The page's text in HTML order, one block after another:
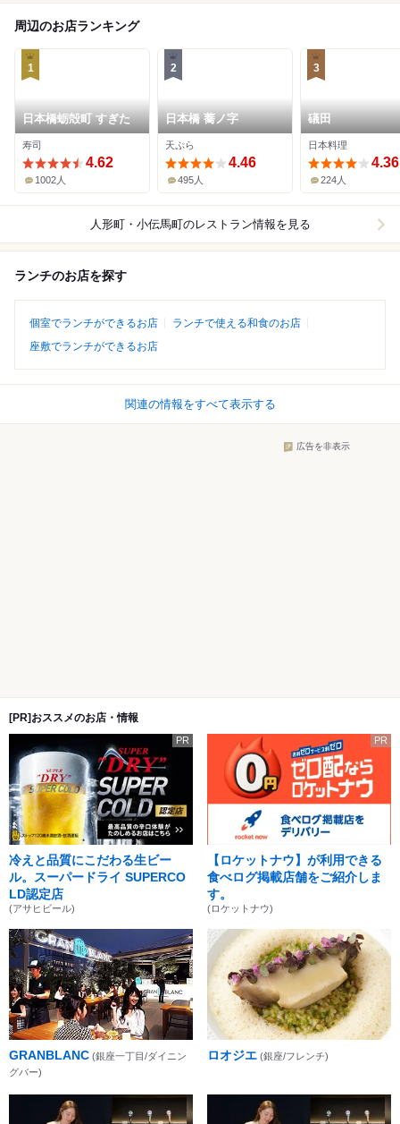
周辺のお店ランキング
1
日本橋蛎殻町 すぎた
寿司
4.62
1002人
2
日本橋 蕎ノ字
天ぷら
4.46
495人
3
礒田
日本料理
4.36
224人
人形町・小伝馬町のレストラン情報を見る
ランチのお店を探す
個室でランチができるお店
ランチで使える和食のお店
座敷でランチができるお店
関連の情報をすべて表示する
広告を非表示
[PR]おススメのお店・情報
PR
冷えと品質にこだわる生ビー
ル。スーパードライ SUPERCO
LD認定店
(アサヒビール)
PR
【ロケットナウ】が利用できる
食べログ掲載店舗をご紹介しま
す。
(ロケットナウ)
GRANBLANC (銀座一丁目/ダイニン
グバー)
ロオジエ (銀座/フレンチ)